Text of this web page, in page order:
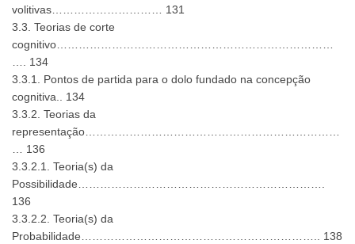
volitivas………………………… 131
3.3. Teorias de corte
cognitivo…………………………………………………………………
…. 134
3.3.1. Pontos de partida para o dolo fundado na concepção
cognitiva.. 134
3.3.2. Teorias da
representação……………………………………………………………
… 136
3.3.2.1. Teoria(s) da
Possibilidade………………………………………………………….
136
3.3.2.2. Teoria(s) da
Probabilidade……………………………………………………….. 138